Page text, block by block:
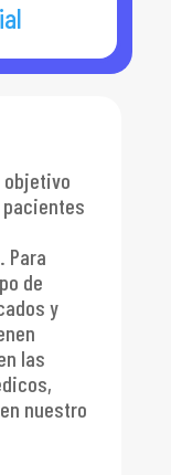
objetivo
Para
de
y
las
nuestro